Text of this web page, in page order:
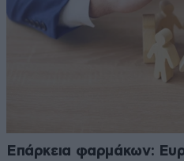
Επάρκεια φαρμάκων: